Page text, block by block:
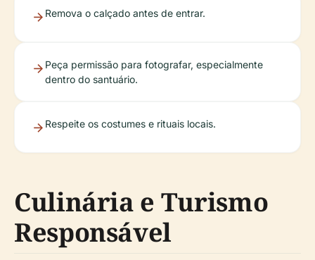
Remova o calçado antes de entrar.
Peça permissão para fotografar, especialmente
dentro do santuário.
Respeite os costumes e rituais locais.
Culinária e Turismo
Responsável